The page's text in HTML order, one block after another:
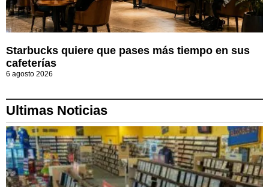
Starbucks quiere que pases más tiempo en sus
cafeterías
6 agosto 2026
Ultimas Noticias